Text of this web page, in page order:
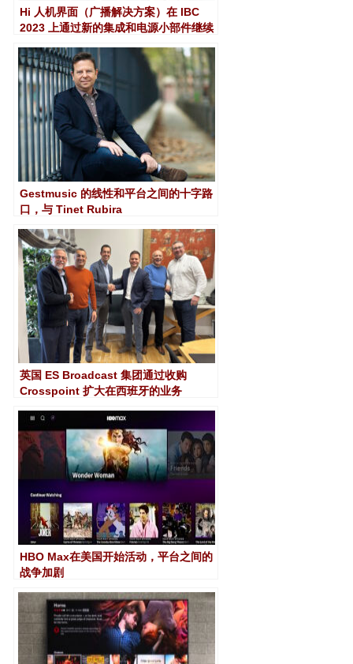
Hi 人机界面（广播解决方案）在 IBC
2023 上通过新的集成和电源小部件继续
Gestmusic 的线性和平台之间的十字路
口，与 Tinet Rubira
英国 ES Broadcast 集团通过收购
Crosspoint 扩大在西班牙的业务
HBO Max在美国开始活动，平台之间的
战争加剧